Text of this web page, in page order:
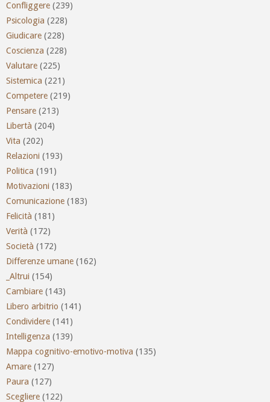
Confliggere (239)
Psicologia (228)
Giudicare (228)
Coscienza (228)
Valutare (225)
Sistemica (221)
Competere (219)
Pensare (213)
Libertà (204)
Vita (202)
Relazioni (193)
Politica (191)
Motivazioni (183)
Comunicazione (183)
Felicità (181)
Verità (172)
Società (172)
Differenze umane (162)
_Altrui (154)
Cambiare (143)
Libero arbitrio (141)
Condividere (141)
Intelligenza (139)
Mappa cognitivo-emotivo-motiva (135)
Amare (127)
Paura (127)
Scegliere (122)